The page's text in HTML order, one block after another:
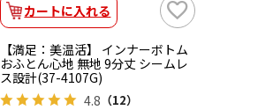
カートに入れる
【満足：美温活】 インナーボトム
おふとん心地 無地 9分丈 シームレ
ス設計(37-4107G)
4.8 （12）